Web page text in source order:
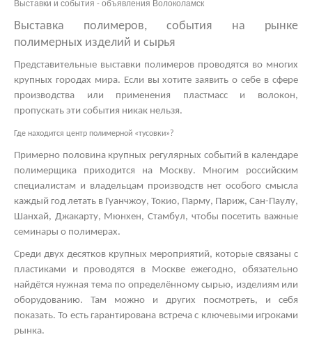
Применить Сбросить фильтр
Выставка полимеров, события на рынке
полимерных изделий и сырья
Представительные выставки полимеров проводятся во многих
крупных городах мира. Если вы хотите заявить о себе в сфере
производства или применения пластмасс и волокон,
пропускать эти события никак нельзя.
Где находится центр полимерной «тусовки»?
Примерно половина крупных регулярных событий в календаре
полимерщика приходится на Москву. Многим российским
специалистам и владельцам производств нет особого смысла
каждый год летать в Гуанчжоу, Токио, Парму, Париж, Сан-Паулу,
Шанхай, Джакарту, Мюнхен, Стамбул, чтобы посетить важные
семинары о полимерах.
Среди двух десятков крупных мероприятий, которые связаны с
пластиками и проводятся в Москве ежегодно, обязательно
найдётся нужная тема по определённому сырью, изделиям или
оборудованию. Там можно и других посмотреть, и себя
показать. То есть гарантирована встреча с ключевыми игроками
рынка.